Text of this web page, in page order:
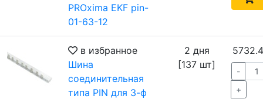
PROxima EKF pin-
01-63-12
в избранное
Шина
соединительная
типа PIN для 3-ф
2 дня
[137 шт]
-
+